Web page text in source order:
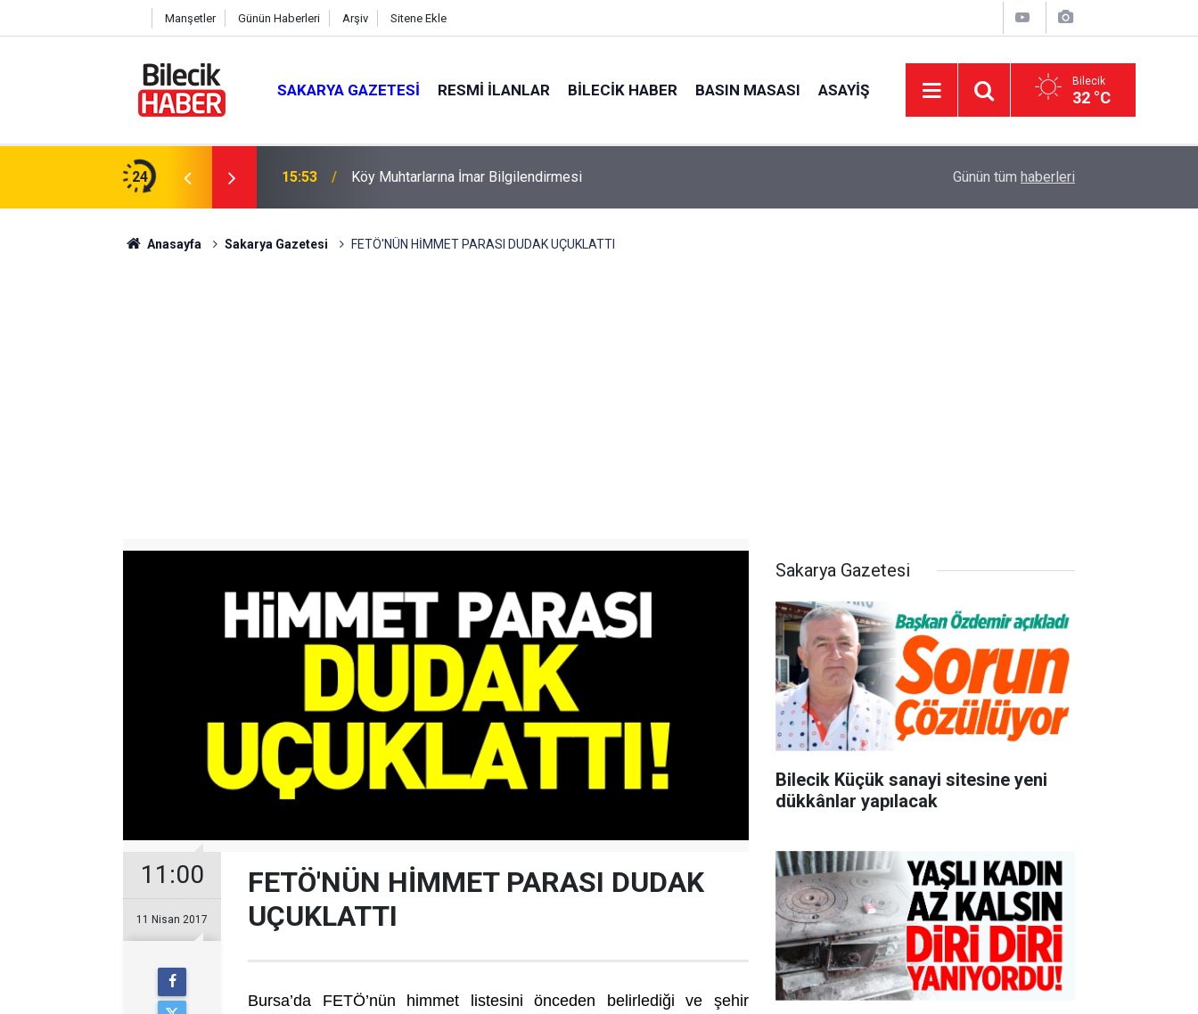
Manşetler Günün Haberleri Arşiv Sitene Ekle
SAKARYA GAZETESI RESMI İLANLAR BILECIK HABER BASIN MASASI ASAYIŞ Bilecik
32 °C
24 15:53 Köy Muhtarlarına İmar Bilgilendirmesi Bilecik Belediye Meclisi Toplandı
Günün tüm haberleri
Anasayfa Sakarya Gazetesi FETÖ'NÜN HİMMET PARASI DUDAK UÇUKLATTI
11:00
11 Nisan 2017
FETÖ'NÜN HİMMET PARASI DUDAK
UÇUKLATTI
Bursa’da FETÖ’nün himmet listesini önceden belirlediği ve şehir
Sakarya Gazetesi
Bilecik Küçük sanayi sitesine yeni
dükkânlar yapılacak